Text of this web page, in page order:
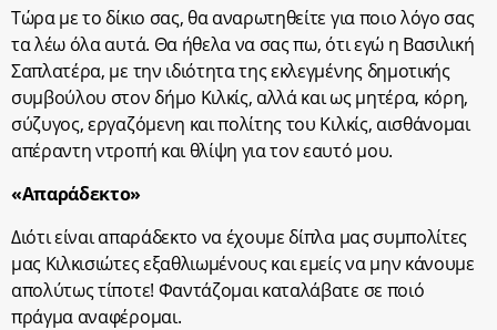
Τώρα με το δίκιο σας, θα αναρωτηθείτε για ποιο λόγο σας
τα λέω όλα αυτά. Θα ήθελα να σας πω, ότι εγώ η Βασιλική
Σαπλατέρα, με την ιδιότητα της εκλεγμένης δημοτικής
συμβούλου στον δήμο Κιλκίς, αλλά και ως μητέρα, κόρη,
σύζυγος, εργαζόμενη και πολίτης του Κιλκίς, αισθάνομαι
απέραντη ντροπή και θλίψη για τον εαυτό μου.
«Απαράδεκτο»
Διότι είναι απαράδεκτο να έχουμε δίπλα μας συμπολίτες
μας Κιλκισιώτες εξαθλιωμένους και εμείς να μην κάνουμε
απολύτως τίποτε! Φαντάζομαι καταλάβατε σε ποιό
πράγμα αναφέρομαι.